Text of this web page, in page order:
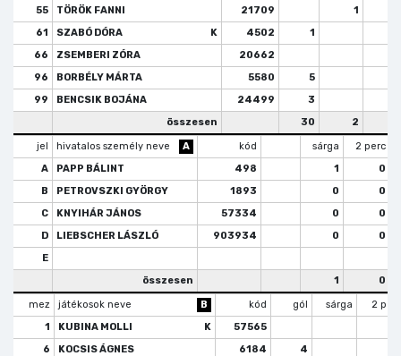
55
TÖRÖK FANNI 21709
1
61
SZABÓ DÓRA K 4502
1
66
ZSEMBERI ZÓRA
20662
96
BORBÉLY MÁRTA 5580
5
99
BENCSIK BOJÁNA 24499
3
összesen
30 2
jel hivatalos személy neve A kód sárga
2 perc
A
PAPP BÁLINT 498 1
0
B
PETROVSZKI GYÖRGY 1893 0
0
C
KNYIHÁR JÁNOS 57334 0
0
D
LIEBSCHER LÁSZLÓ 903934 0
0
E
összesen
1 0
mez játékosok neve B kód gól sárga
2 perc
1
KUBINA MOLLI K
57565
6
KOCSIS ÁGNES 6184 4